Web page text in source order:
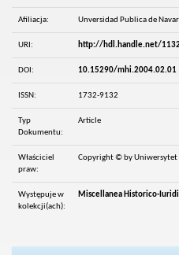
Afiliacja: Unversidad Publica de
URI: http://hdl.handle.net/
DOI: 10.15290/mhi.2004.02.01
ISSN: 1732-9132
Typ
Dokumentu:
Article
Właściciel
praw:
Copyright © by Uniwersytet
Występuje w
kolekcji(ach):
Miscellanea Historico-